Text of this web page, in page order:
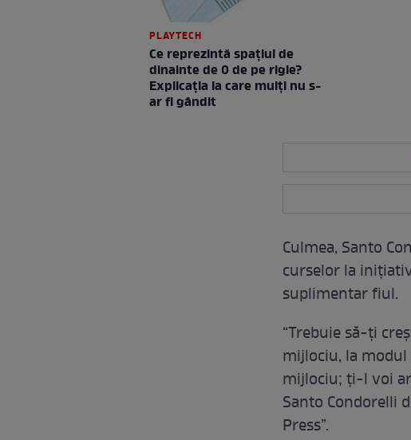
PLAYTECH
Ce reprezintă spaţiul de
dinainte de 0 de pe rigle?
Explicaţia la care mulţi nu s-
ar fi gândit
Culmea, Santo
curselor la
suplimentar fiul.
“Trebuie să-ți
mijlociu, la
mijlociu; ți-l voi
Santo Condorelli
Press”.